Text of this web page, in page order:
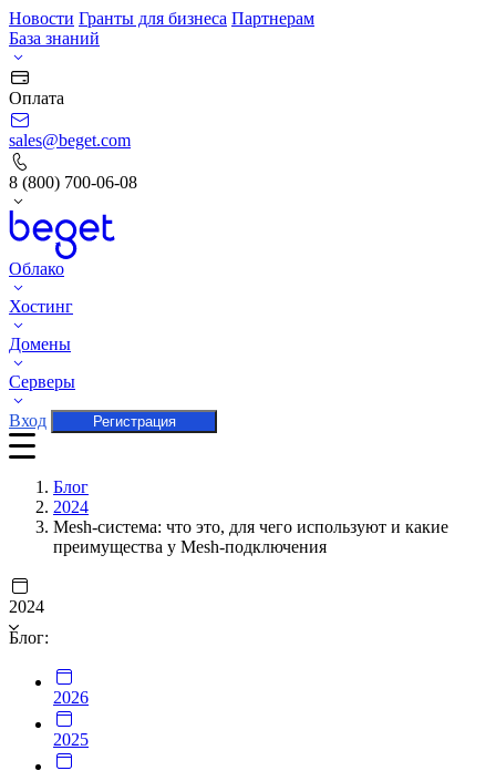
Новости Гранты для бизнеса Партнерам
База знаний
Оплата
sales@beget.com
8 (800) 700-06-08
Облако
Хостинг
Домены
Серверы
Вход Регистрация
Блог
2024
Mesh-система: что это, для чего используют и какие
преимущества у Mesh-подключения
2024
Блог:
2026
2025